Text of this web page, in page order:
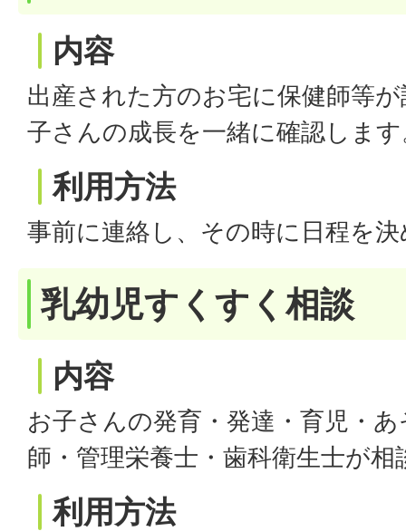
内容
出産された方のお宅に保健師等
子さんの成長を一緒に確認しま
利用方法
事前に連絡し、その時に日程を
乳幼児すくすく相談
内容
お子さんの発育・発達・育児・
師・管理栄養士・歯科衛生士が
利用方法